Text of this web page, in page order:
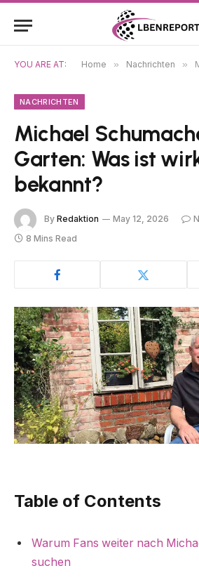
YOU ARE AT: Home » Nachrichten »
NACHRICHTEN
Michael
Garten: Was ist
bekannt?
By Redaktion May 12, 2026
8 Mins Read
Table of Contents
Warum Fans weiter nach
suchen